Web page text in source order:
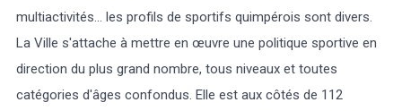
multiactivités... les profils de sportifs quimpérois sont divers.
La Ville s'attache à mettre en œuvre une politique sportive en
direction du plus grand nombre, tous niveaux et toutes
catégories d'âges confondus. Elle est aux côtés de 112